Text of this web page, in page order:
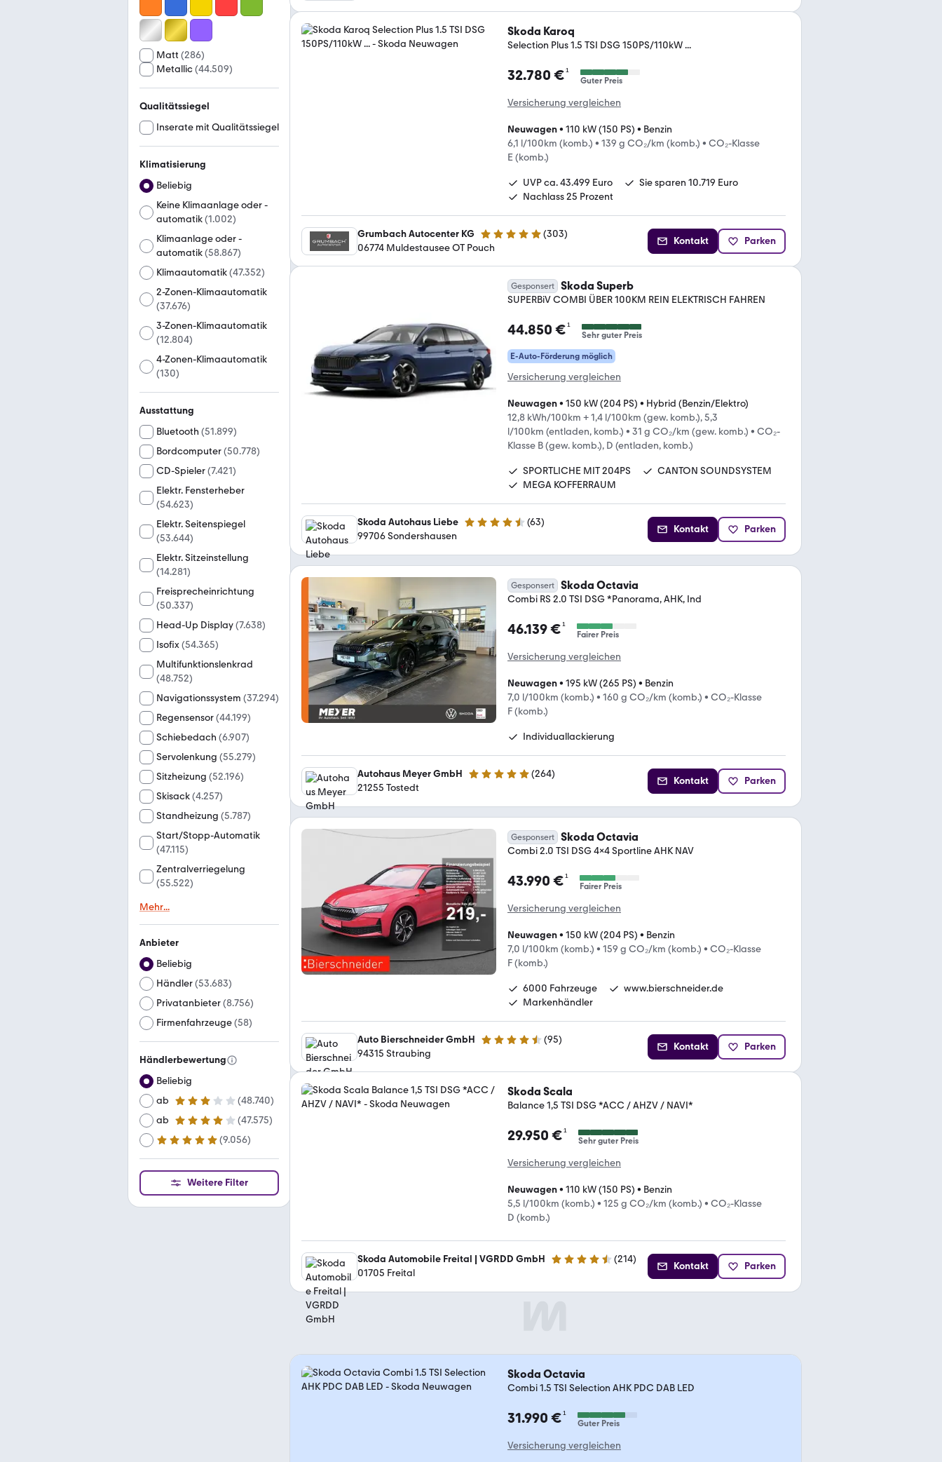
Matt (286)
Metallic(44.509)
Qualitätssiegel
Inserate mit Qualitätssiegel
Klimatisierung
Beliebig
Keine Klimaanlage oder -
automatik(1.002)
Klimaanlage oder -
automatik(58.867)
Klimaautomatik(47.352)
2-Zonen-Klimaautomatik
(37.676)
3-Zonen-Klimaautomatik
(12.804)
4-Zonen-Klimaautomatik
(130)
Ausstattung
Bluetooth (51.899)
Bordcomputer(50.778)
CD-Spieler(7.421)
Elektr. Fensterheber
(54.623)
Elektr. Seitenspiegel
(53.644)
Elektr. Sitzeinstellung
(14.281)
Freisprecheinrichtung
(50.337)
Head-Up Display(7.638)
Isofix(54.365)
Multifunktionslenkrad
(48.752)
Navigationssystem (37.294)
Regensensor(44.199)
Schiebedach (6.907)
Servolenkung (55.279)
Sitzheizung (52.196)
Skisack(4.257)
Standheizung (5.787)
Start/Stopp-Automatik
(47.115)
Zentralverriegelung
(55.522)
Mehr...
Anbieter
Beliebig
Händler(53.683)
Privatanbieter(8.756)
Firmenfahrzeuge(58)
Händlerbewertung
Beliebig
ab
3 Sterne (48.740)
ab
4 Sterne (47.575)
ab
5 Sterne (9.056)
Weitere Filter
Skoda Karoq
Selection Plus 1.5 TSI DSG 150PS/110kW ...
32.780 €¹
Guter Preis
Versicherung vergleichen
Neuwagen• 110 kW (150 PS) • Benzin
6,1 l/100km (komb.) • 139 g CO₂/km (komb.) • CO₂-Klasse
E (komb.)
UVP ca. 43.499 Euro
Sie sparen 10.719 Euro
Nachlass 25 Prozent
Grumbach Autocenter KG 4.9 Sterne (303)
06774 Muldestausee OT Pouch
Kontakt Parken
Gesponsert Skoda Superb
SUPERBiV COMBI ÜBER 100KM REIN ELEKTRISCH FAHREN
44.850 €¹
Sehr guter Preis
E-Auto-Förderung möglich
Versicherung vergleichen
Neuwagen• 150 kW (204 PS) • Hybrid (Benzin/Elektro)
12,8 kWh/100km + 1,4 l/100km (gew. komb.), 5,3
l/100km (entladen, komb.) • 31 g CO₂/km (gew. komb.) • CO₂-
Klasse B (gew. komb.), D (entladen, komb.)
SPORTLICHE MIT 204PS
CANTON SOUNDSYSTEM
MEGA KOFFERRAUM
Skoda Autohaus Liebe 4.3 Sterne (63)
99706 Sondershausen
Kontakt Parken
Gesponsert Skoda Octavia
Combi RS 2.0 TSI DSG *Panorama, AHK, Ind
46.139 €¹
Fairer Preis
Versicherung vergleichen
Neuwagen• 195 kW (265 PS) • Benzin
7,0 l/100km (komb.) • 160 g CO₂/km (komb.) • CO₂-Klasse
F (komb.)
Individuallackierung
Autohaus Meyer GmbH 4.8 Sterne (264)
21255 Tostedt
Kontakt Parken
Gesponsert Skoda Octavia
Combi 2.0 TSI DSG 4x4 Sportline AHK NAV
43.990 €¹
Fairer Preis
Versicherung vergleichen
Neuwagen• 150 kW (204 PS) • Benzin
7,0 l/100km (komb.) • 159 g CO₂/km (komb.) • CO₂-Klasse
F (komb.)
6000 Fahrzeuge
www.bierschneider.de
Markenhändler
Auto Bierschneider GmbH 4.6 Sterne (95)
94315 Straubing
Kontakt Parken
Skoda Scala
Balance 1,5 TSI DSG *ACC / AHZV / NAVI*
29.950 €¹
Sehr guter Preis
Versicherung vergleichen
Neuwagen• 110 kW (150 PS) • Benzin
5,5 l/100km (komb.) • 125 g CO₂/km (komb.) • CO₂-Klasse
D (komb.)
Skoda Automobile Freital | VGRDD GmbH 4.7 Sterne (214)
01705 Freital
Kontakt Parken
Skoda Octavia
Combi 1.5 TSI Selection AHK PDC DAB LED
31.990 €¹
Guter Preis
Versicherung vergleichen